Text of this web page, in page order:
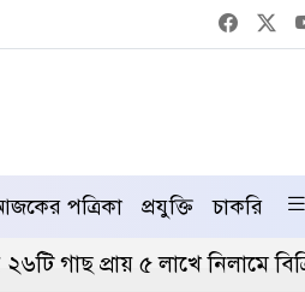
পত্রিকা প্রযুক্তি চাকরি
গাছ প্রায় ৫ লাখে নিলামে বিক্রি